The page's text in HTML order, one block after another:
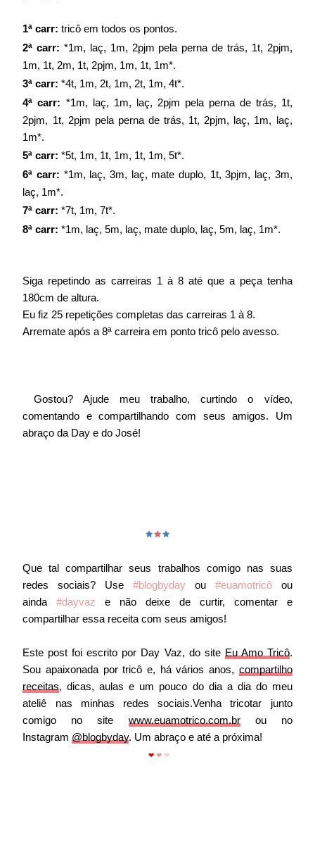
1ª carr: tricô em todos os pontos.
2ª carr: *1m, laç, 1m, 2pjm pela perna de trás, 1t, 2pjm,
1m, 1t, 2m, 1t, 2pjm, 1m, 1t, 1m*.
3ª carr:*4t, 1m, 2t, 1m, 2t, 1m, 4t*.
4ª carr: *1m, laç, 1m, laç, 2pjm pela perna de trás, 1t,
2pjm, 1t, 2pjm pela perna de trás, 1t, 2pjm, laç, 1m, laç,
1m*.
5ª carr:*5t, 1m, 1t, 1m, 1t, 1m, 5t*.
6ª carr: *1m, laç, 3m, laç, mate duplo, 1t, 3pjm, laç, 3m,
laç, 1m*.
7ª carr: *7t, 1m, 7t*.
8ª carr: *1m, laç, 5m, laç, mate duplo, laç, 5m, laç, 1m*.
Siga repetindo as carreiras 1 à 8 até que a peça tenha
180cm de altura.
Eu fiz 25 repetições completas das carreiras 1 à 8.
Arremate após a 8ª carreira em ponto tricô pelo avesso.
Gostou? Ajude meu trabalho, curtindo o vídeo,
comentando e compartilhando com seus amigos. Um
abraço da Day e do José!
🟊🟊🟊
Que tal compartilhar seus trabalhos comigo nas suas
redes sociais? Use #blogbyday ou #euamotricôou
ainda#dayvaze não deixe de curtir, comentar e
compartilhar essa receita com seus amigos!
Este post foi escrito por Day Vaz, do site Eu Amo Tricô.
Sou apaixonada por tricô e, há vários anos, compartilho
receitas, dicas, aulas e um pouco do dia a dia do meu
ateliê nas minhas redes sociais.Venha tricotar junto
comigo no site www.euamotrico.com.brou no
Instagram @blogbyday. Um abraço e até a próxima!
❤ ❤ ❤